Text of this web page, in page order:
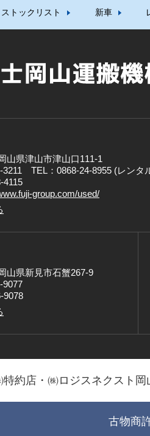
ストックリスト 新車
山県津山市津山口111-1
3211 TEL：0868-24-8955 (レンタ
4115
group.com/used/
山県新見市石蟹267-9
9077
9078
特約店・㈱ロジスネクスト
古物商